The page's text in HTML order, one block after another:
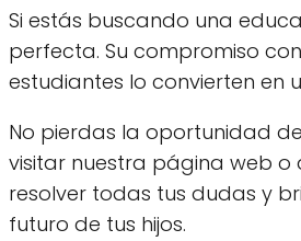
Si estás buscando una
perfecta. Su compromiso
estudiantes lo convierten en
No pierdas la oportunidad
visitar nuestra página web
resolver todas tus dudas y
futuro de tus hijos.